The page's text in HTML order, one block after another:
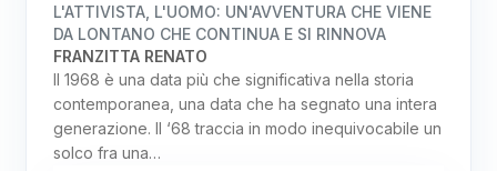
L'ATTIVISTA, L'UOMO: UN'AVVENTURA CHE VIENE
DA LONTANO CHE CONTINUA E SI RINNOVA
FRANZITTA RENATO
Il 1968 è una data più che significativa nella storia
contemporanea, una data che ha segnato una intera
generazione. Il ‘68 traccia in modo inequivocabile un
solco fra una…